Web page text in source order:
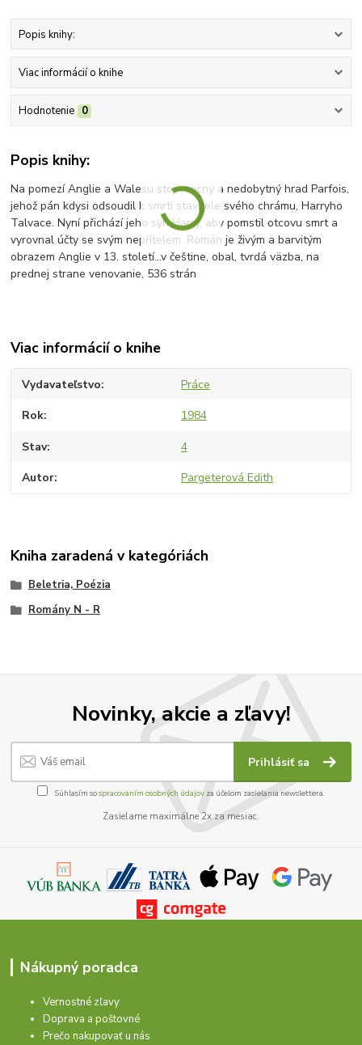
Popis knihy:
Viac informácií o knihe
Hodnotenie 0
Popis knihy:
Na pomezí Anglie a Walesu stojí mocný a nedobytný hrad Parfois,
jehož pán kdysi odsoudil k smrti stavitele svého chrámu, Harryho
Talvace. Nyní přichází jeho syn Harry, aby pomstil otcovu smrt a
vyrovnal účty se svým nepřítelem. Román je živým a barvitým
obrazem Anglie v 13. století...v češtine, obal, tvrdá väzba, na
prednej strane venovanie, 536 strán
Viac informácií o knihe
Vydavateľstvo Práce
Rok 1984
Stav 4
Autor Pargeterová Edith
Kniha zaradená v kategóriách
Beletria, Poézia
Romány N - R
Novinky, akcie a zľavy!
Prihlásiť sa
Súhlasím sospracovaním osobných údajov za účelom zasielania newslettera.
Zasielame maximálne 2x za mesiac.
Nákupný poradca
Vernostné zľavy
Doprava a poštovné
Prečo nakupovať u nás